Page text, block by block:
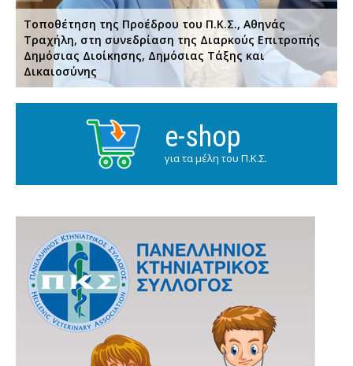
Τοποθέτηση της Προέδρου του Π.Κ.Σ., Αθηνάς
Τραχήλη, στη συνεδρίαση της Διαρκούς Επιτροπής
Δημόσιας Διοίκησης, Δημόσιας Τάξης και
Δικαιοσύνης
e-shop
για τα μέλη του Π.Κ.Σ.